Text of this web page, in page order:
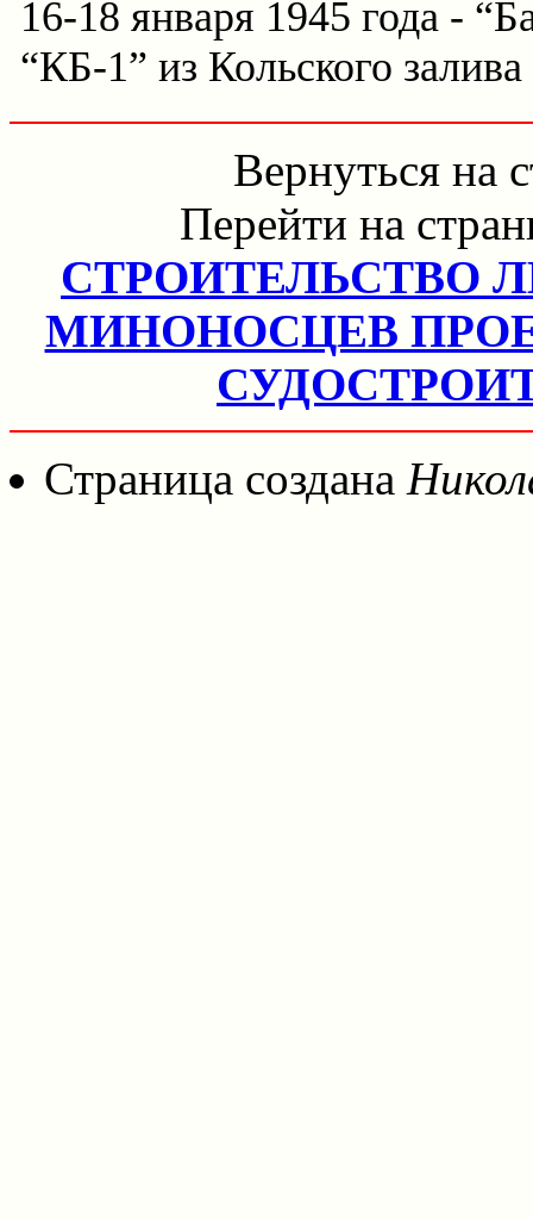
16-18 января 1945 года -
“КБ-1” из Кольского
Вернуться на
Перейти на
СТРОИТЕЛЬСТВО
МИНОНОСЦЕВ
Страница создана